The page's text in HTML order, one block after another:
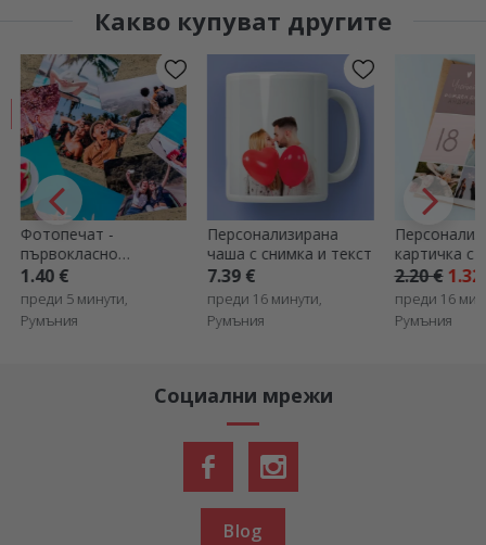
Какво купуват другите
Фотопечат -
първокласно
качество - формат
15x20 см
1.40 €
преди 5 минути,
Румъния
Персонализирана
чаша с снимка и текст
7.39 €
преди 16 минути,
Румъния
картичка с
текст -
рожден ден
2.20 €1.32
преди 16
Румъния
Социални мрежи
Blog